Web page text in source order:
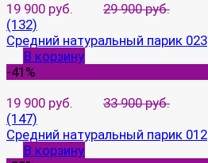
19 900 руб.
29 900 руб.
(132)
Средний натуральный парик 023
В корзину
-41%
19 900 руб.
33 900 руб.
(147)
Средний натуральный парик 012
В корзину